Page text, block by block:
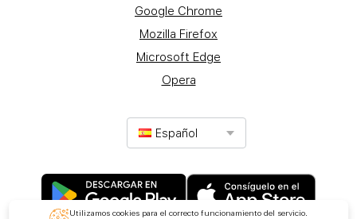
Google Chrome
Mozilla Firefox
Microsoft Edge
Opera
Español
Utilizamos cookies para el correcto funcionamiento del servicio.